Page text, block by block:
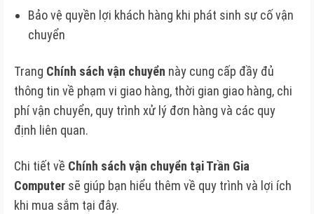
Bảo vệ quyền lợi khách hàng khi phát sinh sự cố vận
chuyển
Trang Chính sách vận chuyển này cung cấp đầy đủ
thông tin về phạm vi giao hàng, thời gian giao hàng, chi
phí vận chuyển, quy trình xử lý đơn hàng và các quy
định liên quan.
Chi tiết về Chính sách vận chuyển tại Trần Gia
Computer sẽ giúp bạn hiểu thêm về quy trình và lợi ích
khi mua sắm tại đây.